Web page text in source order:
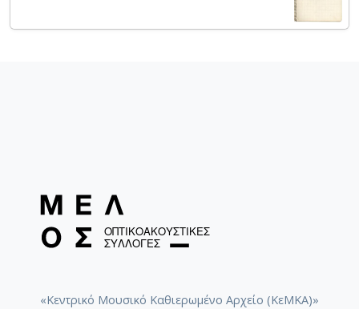
«Κεντρικό Μουσικό Καθιερωμένο Αρχείο (ΚεΜΚΑ)»